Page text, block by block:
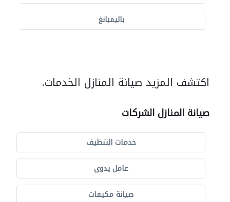
باليمبانغ
اكتشف المزيد صيانة المنازل الخدمات.
صيانة المنازل الشركات
خدمات التنظيف
عامل يدوي
صيانة مكيفات